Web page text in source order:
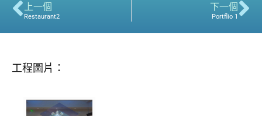
上一個
Restaurant2
下一個
Portflio 1
工程圖片：